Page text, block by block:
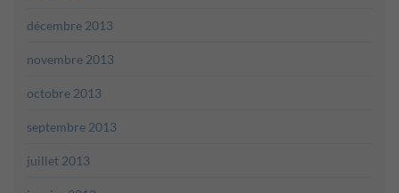
décembre 2013
novembre 2013
octobre 2013
septembre 2013
juillet 2013